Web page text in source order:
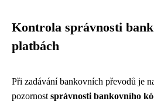
Kontrola správnosti
platbách
Při zadávání bankovních převodů je
pozornost správnosti bankovního